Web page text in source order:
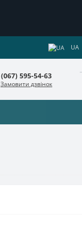
UA
(067) 595-54-63
Замовити дзвінок